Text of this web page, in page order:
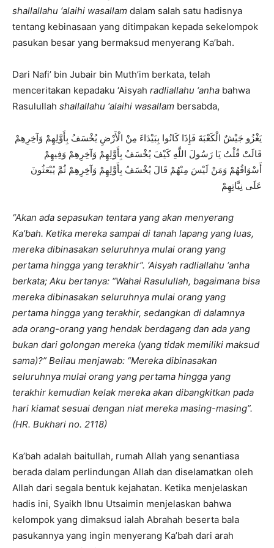
shallallahu ‘alaihi wasallam dalam salah satu hadisnya
tentang kebinasaan yang ditimpakan kepada sekelompok
pasukan besar yang bermaksud menyerang Ka’bah.
Dari Nafi’ bin Jubair bin Muth’im berkata, telah
menceritakan kepadaku ‘Aisyah radliallahu ‘anha bahwa
Rasulullah shallallahu ‘alaihi wasallam bersabda,
يَغْزُو جَيْشٌ الْكَعْبَةَ فَإِذَا كَانُوا بِبَيْدَاءَ مِنْ الْأَرْضِ يُخْسَفُ بِأَوَّلِهِمْ وَآخِرِهِمْ
قَالَتْ قُلْتُ يَا رَسُولَ اللَّهِ كَيْفَ يُخْسَفُ بِأَوَّلِهِمْ وَآخِرِهِمْ وَفِيهِمْ
أَسْوَاقُهُمْ وَمَنْ لَيْسَ مِنْهُمْ قَالَ يُخْسَفُ بِأَوَّلِهِمْ وَآخِرِهِمْ ثُمَّ يُبْعَثُونَ
عَلَى نِيَّاتِهِمْ
“Akan ada sepasukan tentara yang akan menyerang
Ka’bah. Ketika mereka sampai di tanah lapang yang luas,
mereka dibinasakan seluruhnya mulai orang yang
pertama hingga yang terakhir”. ‘Aisyah radliallahu ‘anha
berkata; Aku bertanya: “Wahai Rasulullah, bagaimana bisa
mereka dibinasakan seluruhnya mulai orang yang
pertama hingga yang terakhir, sedangkan di dalamnya
ada orang-orang yang hendak berdagang dan ada yang
bukan dari golongan mereka (yang tidak memiliki maksud
sama)?” Beliau menjawab: “Mereka dibinasakan
seluruhnya mulai orang yang pertama hingga yang
terakhir kemudian kelak mereka akan dibangkitkan pada
hari kiamat sesuai dengan niat mereka masing-masing”.
(HR. Bukhari no. 2118)
Ka’bah adalah baitullah, rumah Allah yang senantiasa
berada dalam perlindungan Allah dan diselamatkan oleh
Allah dari segala bentuk kejahatan. Ketika menjelaskan
hadis ini, Syaikh Ibnu Utsaimin menjelaskan bahwa
kelompok yang dimaksud ialah Abrahah beserta bala
pasukannya yang ingin menyerang Ka’bah dari arah